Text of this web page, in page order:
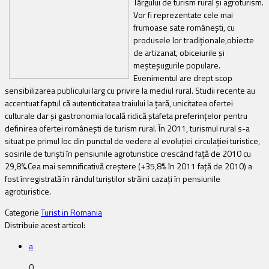
Vor fi reprezentate cele mai
frumoase sate româneşti, cu
produsele lor tradiţionale,obiecte
de artizanat, obiceiurile şi
meşteşugurile populare.
Evenimentul are drept scop
sensibilizarea publicului larg cu privire la mediul rural. Studii recente au
accentuat faptul că autenticitatea traiului la ţară, unicitatea ofertei
culturale dar şi gastronomia locală ridică ştafeta preferinţelor pentru
definirea ofertei româneşti de turism rural. În 2011, turismul rural s-a
situat pe primul loc din punctul de vedere al evoluţiei circulaţiei turistice,
sosirile de turişti în pensiunile agroturistice crescând faţă de 2010 cu
29,8%.Cea mai semnificativă creştere (+35,8% în 2011 faţă de 2010) a
fost înregistrată în rândul turiştilor străini cazaţi în pensiunile
agroturistice.
CategorieTurist in Romania
Distribuie acest articol:
a